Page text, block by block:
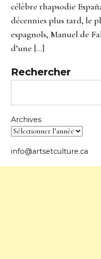
célèbre rhapsodie
décennies plus tard, le
espagnols, Manuel de
d’une […]
Rechercher
Archives
info@artsetculture.ca